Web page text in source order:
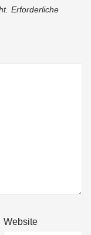
Erforderliche
Website